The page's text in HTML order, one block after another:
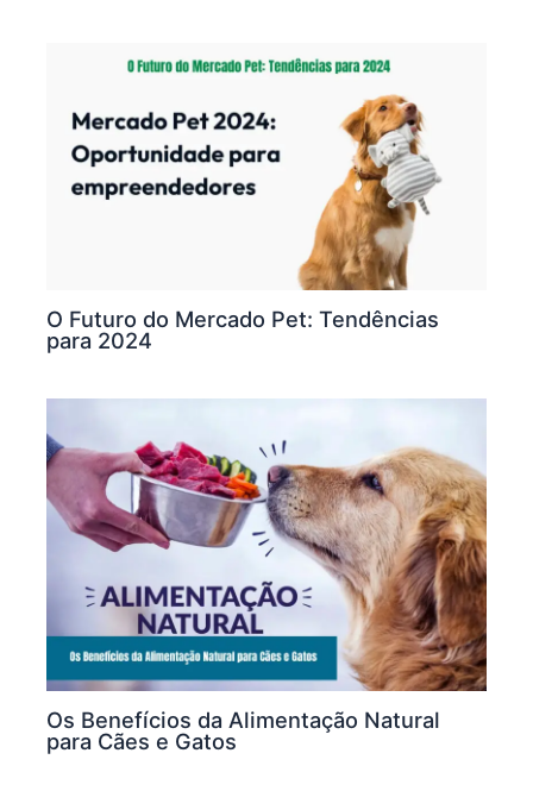
O Futuro do Mercado Pet: Tendências
para 2024
Os Benefícios da Alimentação Natural
para Cães e Gatos